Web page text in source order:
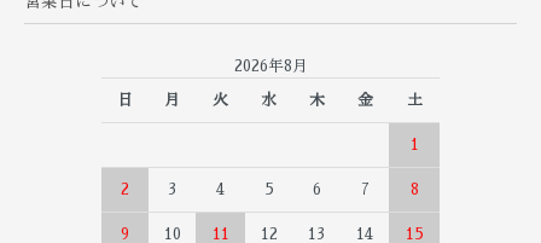
2026年8月
日 月 火 水 木 金 土
1
2 3 4 5 6 7 8
9 10 11 12 13 14 15